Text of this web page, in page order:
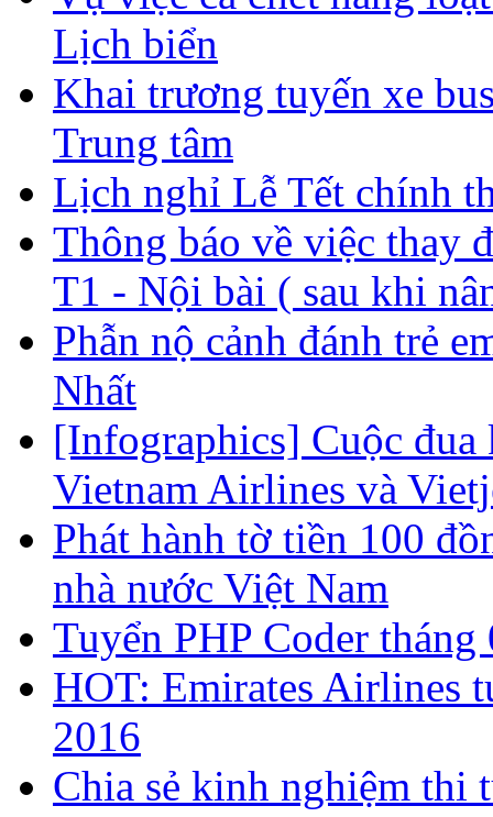
Lịch biển
Khai trương tuyến xe
Trung tâm
Lịch nghỉ Lễ Tết chính
Thông báo về việc thay
T1 - Nội bài ( sau khi
Phẫn nộ cảnh đánh trẻ
Nhất
[Infographics] Cuộc
Vietnam Airlines và
Phát hành tờ tiền 100
nhà nước Việt Nam
Tuyển PHP Coder tháng
HOT: Emirates Airlines
2016
Chia sẻ kinh nghiệm thi